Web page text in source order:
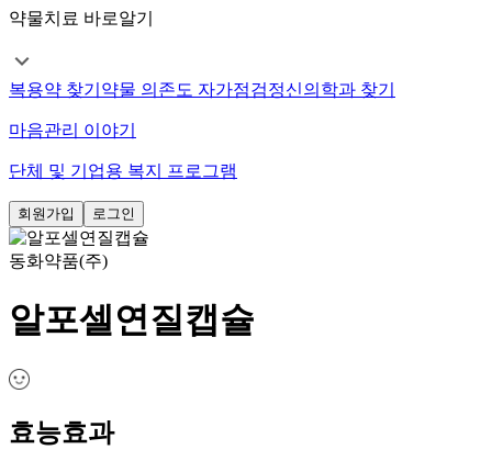
약물치료 바로알기
복용약 찾기 약물 의존도 자가점검정신의학과 찾기
마음관리 이야기
단체 및 기업용 복지 프로그램
회원가입 로그인
동화약품(주)
알포셀연질캡슐
효능효과